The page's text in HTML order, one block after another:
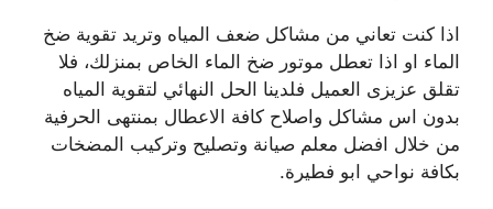
اذا كنت تعاني من مشاكل ضعف المياه وتريد تقوية ضخ
الماء او اذا تعطل موتور ضخ الماء الخاص بمنزلك، فلا
تقلق عزيزى العميل فلدينا الحل النهائي لتقوية المياه
بدون اس مشاكل واصلاح كافة الاعطال بمنتهى الحرفية
من خلال افضل معلم صيانة وتصليح وتركيب المضخات
بكافة نواحي ابو فطيرة.